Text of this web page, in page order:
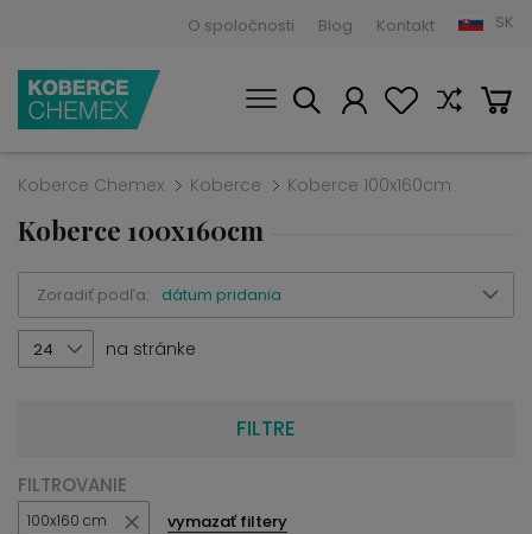
O spoločnosti Blog Kontakt SK
Koberce Chemex Koberce Koberce 100x160cm
Koberce 100x160cm
Zoradiť podľa: dátum pridania
24 na stránke
FILTRE
FILTROVANIE
100x160 cm vymazať filtery